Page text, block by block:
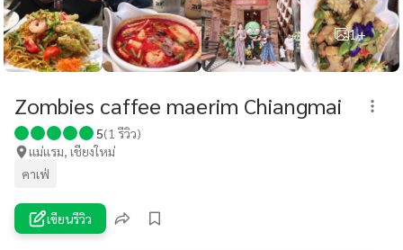
1+
Zombies caffee maerim Chiangmai
5(1 รีวิว)
แม่แรม, เชียงใหม่
คาเฟ่
เขียนรีวิว